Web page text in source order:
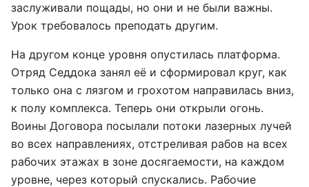
заслуживали пощады, но они и не были важны.
Урок требовалось преподать другим.
На другом конце уровня опустилась платформа.
Отряд Седдока занял её и сформировал круг, как
только она с лязгом и грохотом направилась вниз,
к полу комплекса. Теперь они открыли огонь.
Воины Договора посылали потоки лазерных лучей
во всех направлениях, отстреливая рабов на всех
рабочих этажах в зоне досягаемости, на каждом
уровне, через который спускались. Рабочие